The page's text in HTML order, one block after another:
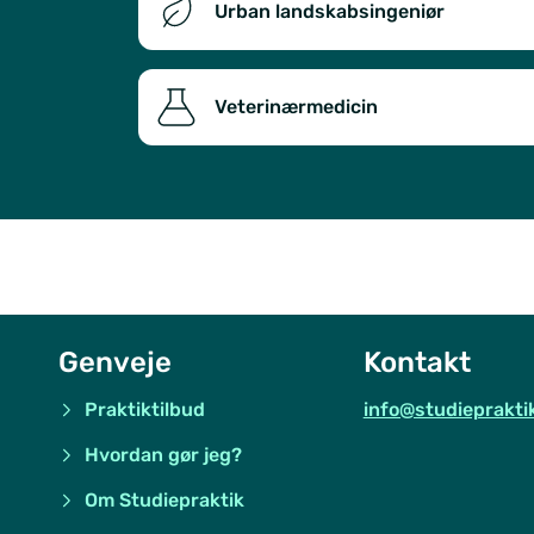
Urban landskabsingeniør
Veterinærmedicin
Genveje
Praktiktilbud
Hvordan gør jeg?
Om Studiepraktik
Kontakt